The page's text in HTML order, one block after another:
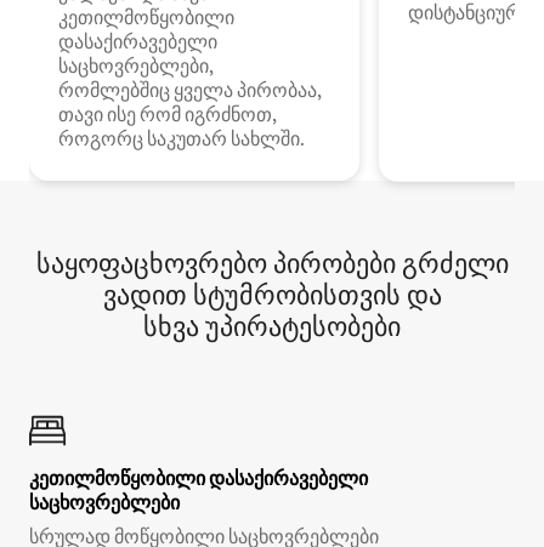
კეთილმოწყობილი
დასაქირავებელი
საცხოვრებლები,
რომლებშიც ყველა პირობაა,
თავი ისე რომ იგრძნოთ,
როგორც საკუთარ სახლში.
დისტანციური
საყოფაცხოვრებო პირობები გრძელი
ვადით სტუმრობისთვის და
სხვა უპირატესობები
კეთილმოწყობილი დასაქირავებელი
საცხოვრებლები
სრულად მოწყობილი საცხოვრებლები